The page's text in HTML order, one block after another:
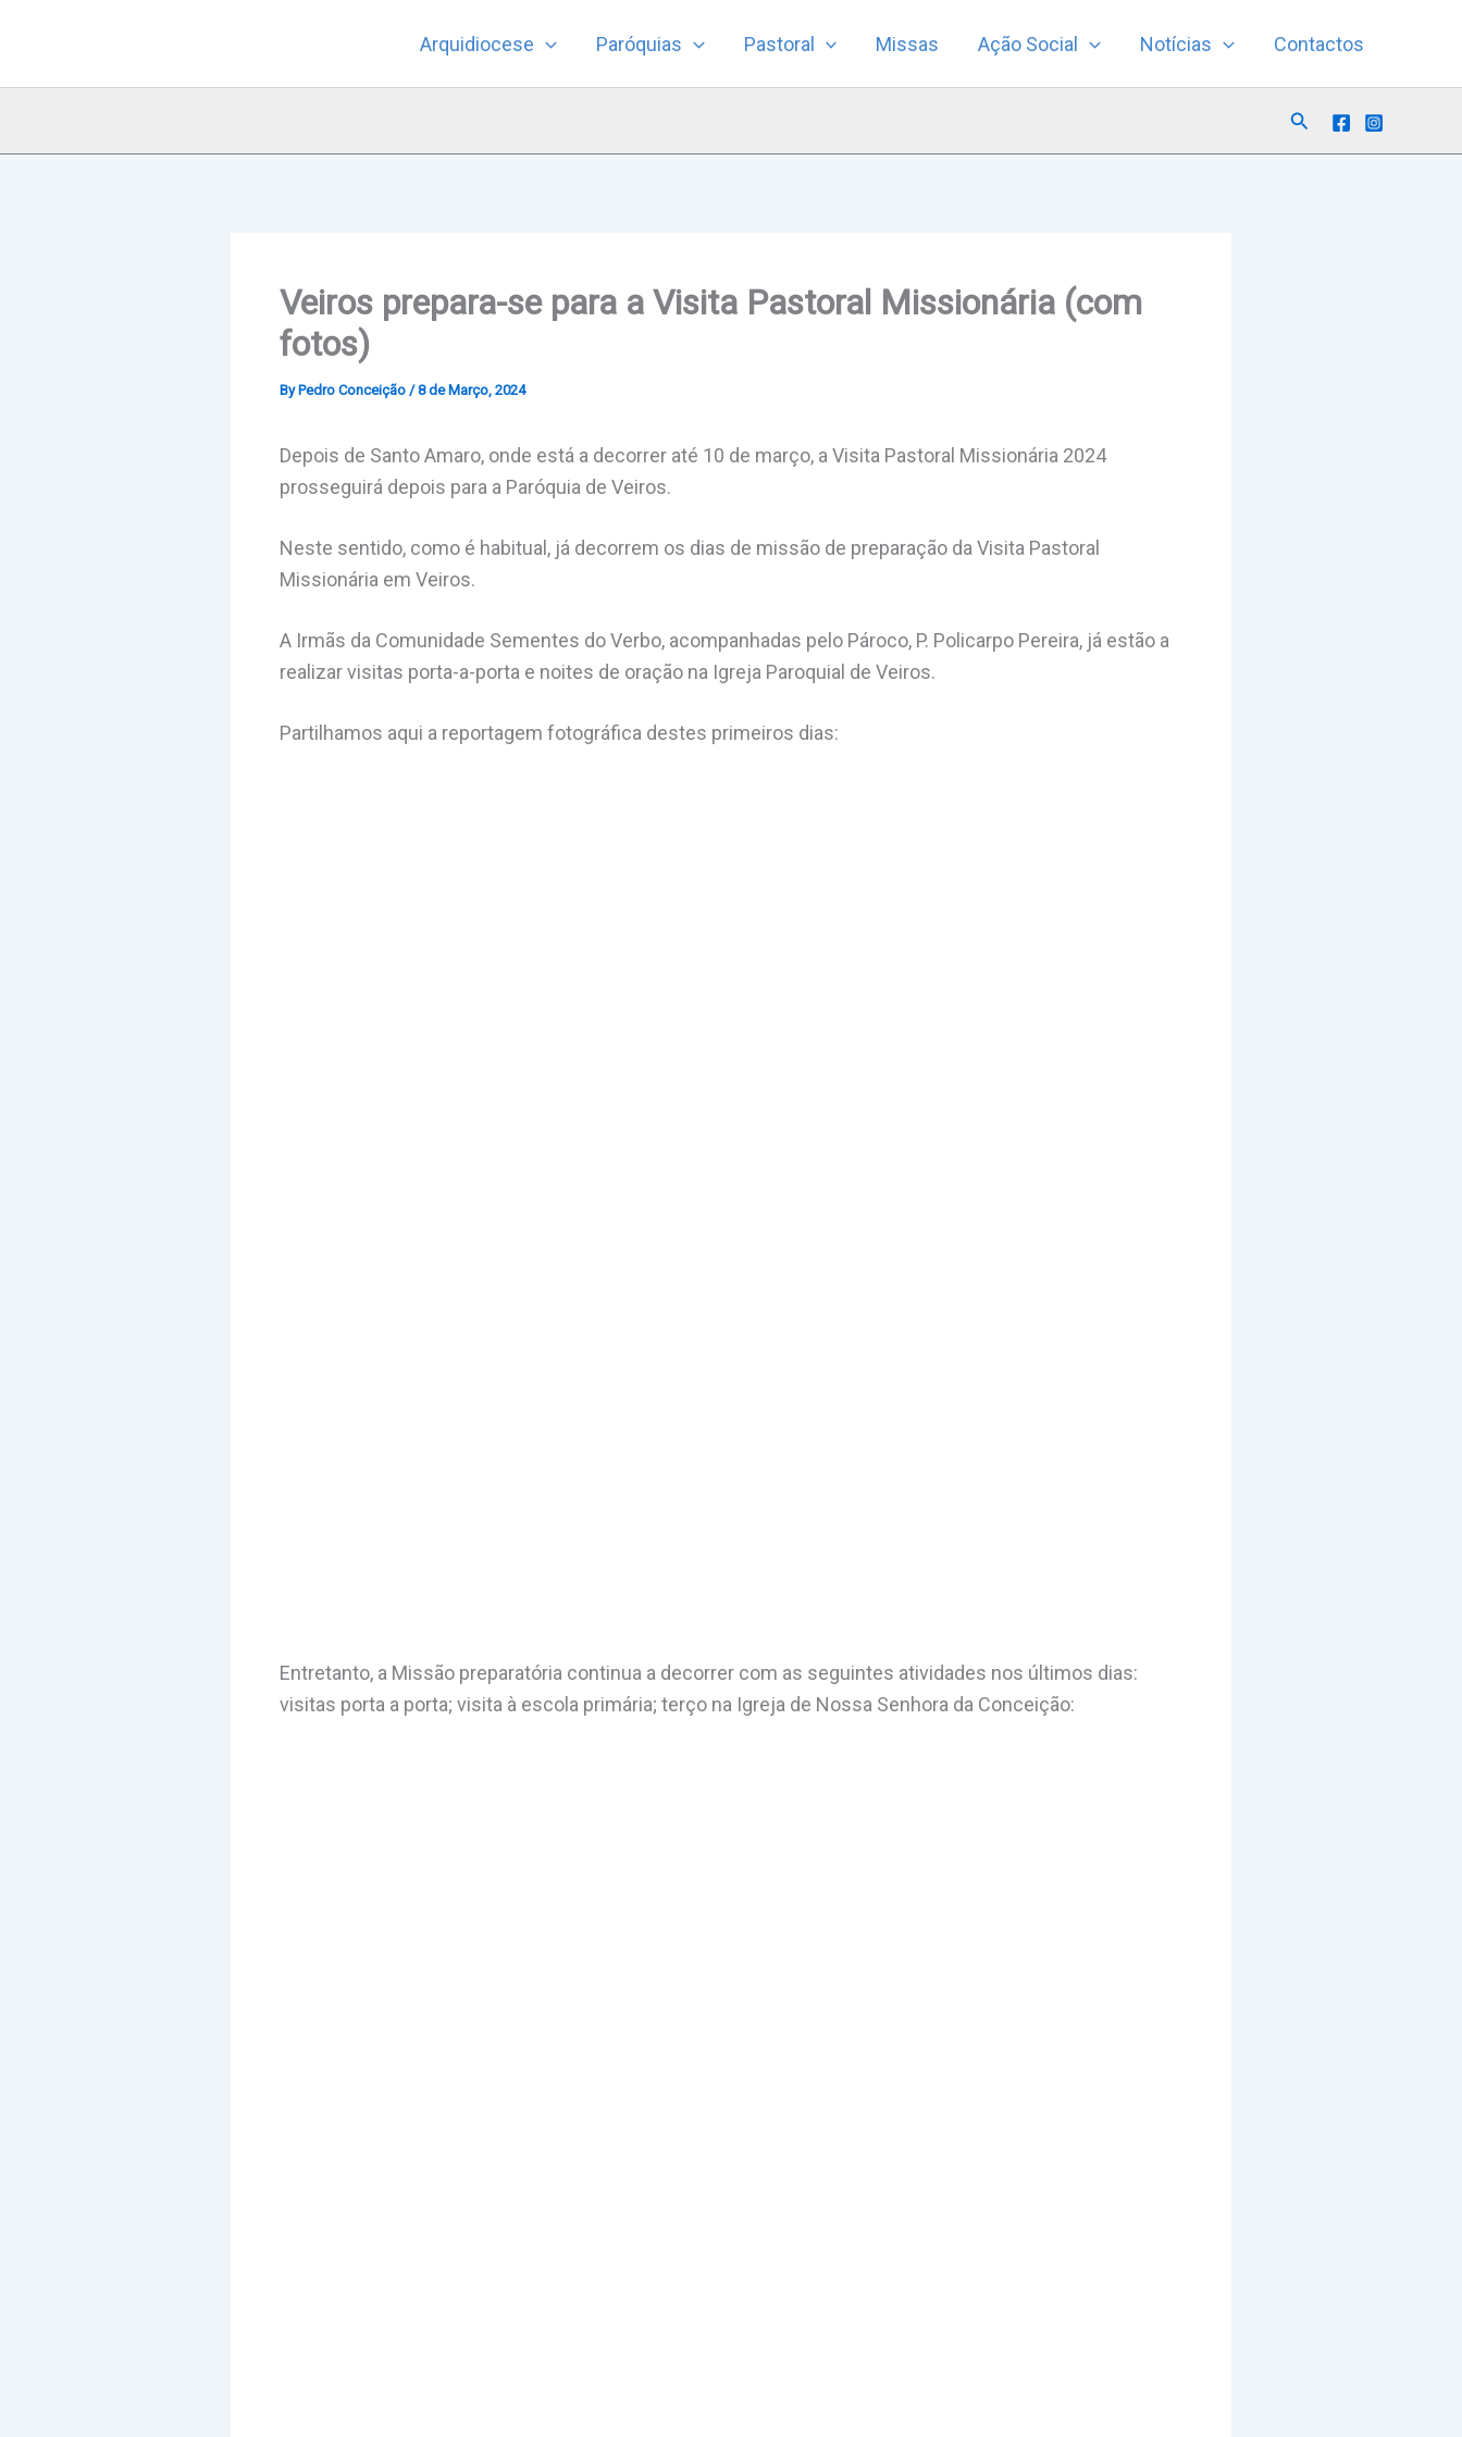
Arquidiocese Paróquias Pastoral Missas Ação Social Notícias Contactos
Search
Veiros prepara-se para a Visita Pastoral Missionária (com
fotos)
By Pedro Conceição /8 de Março, 2024
Depois de Santo Amaro, onde está a decorrer até 10 de março, a Visita Pastoral Missionária 2024
prosseguirá depois para a Paróquia de Veiros.
Neste sentido, como é habitual, já decorrem os dias de missão de preparação da Visita Pastoral
Missionária em Veiros.
A Irmãs da Comunidade Sementes do Verbo, acompanhadas pelo Pároco, P. Policarpo Pereira, já estão a
realizar visitas porta-a-porta e noites de oração na Igreja Paroquial de Veiros.
Partilhamos aqui a reportagem fotográfica destes primeiros dias:
Entretanto, a Missão preparatória continua a decorrer com as seguintes atividades nos últimos dias:
visitas porta a porta; visita à escola primária; terço na Igreja de Nossa Senhora da Conceição: